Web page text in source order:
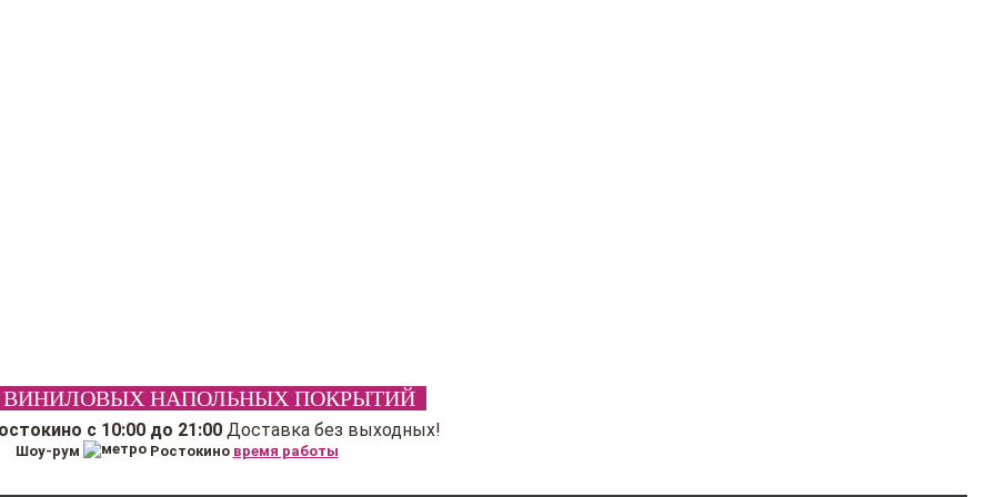
НАПОЛЬНЫХ ПОКРЫТИЙ
с 10:00 до 21:00 Доставка без выходных!
Шоу-рум Ростокино время работы